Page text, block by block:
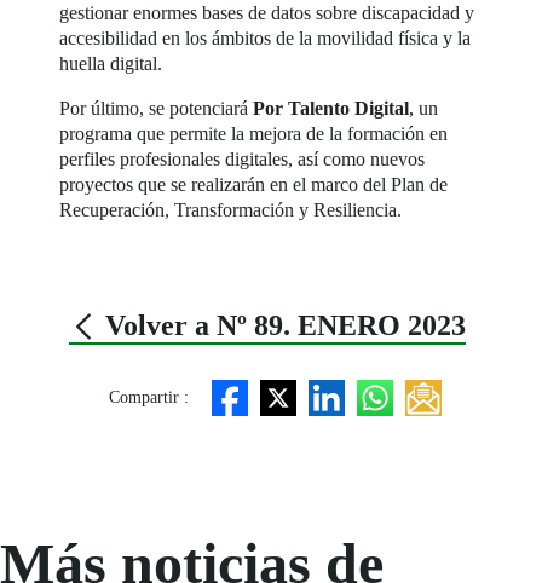
gestionar enormes bases de datos sobre discapacidad y
accesibilidad en los ámbitos de la movilidad física y la
huella digital.
Por último, se potenciaráPor Talento Digital, un
programa que permite la mejora de la formación en
perfiles profesionales digitales, así como nuevos
proyectos que se realizarán en el marco del Plan de
Recuperación, Transformación y Resiliencia.
Volver a Nº 89. ENERO 2023
Compartir :
Más noticias de